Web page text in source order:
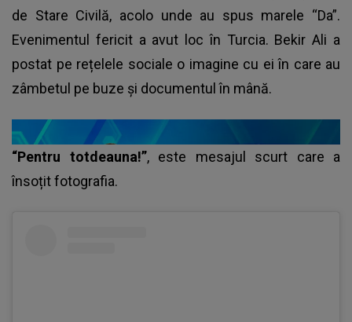
de Stare Civilă, acolo unde au spus marele “Da”.
Evenimentul fericit a avut loc în Turcia. Bekir Ali a
postat pe rețelele sociale o imagine cu ei în care au
zâmbetul pe buze și documentul în mână.
“Pentru totdeauna!”, este mesajul scurt care a
însoțit fotografia.